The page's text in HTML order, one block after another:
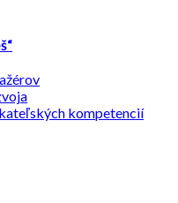
kompetencií